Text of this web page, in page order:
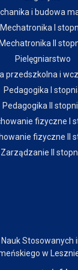
i budowa
Mechatronika I
Mechatronika II
Pielęgniarstwo
przedszkolna i
Pedagogika I
Pedagogika II
fizyczne I
fizyczne II
Zarządzanie II
Stosowanych
w